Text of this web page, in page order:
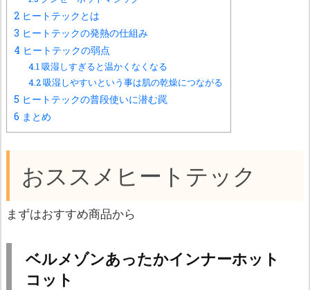
2 ヒートテックとは
3 ヒートテックの発熱の仕組み
4 ヒートテックの弱点
4.1 吸湿しすぎると温かくなくなる
4.2吸湿しやすいという事は肌の乾燥につながる
5 ヒートテックの普段使いに潜む罠
6 まとめ
おススメヒートテック
まずはおすすめ商品から
ベルメゾンあったかインナーホット
コット